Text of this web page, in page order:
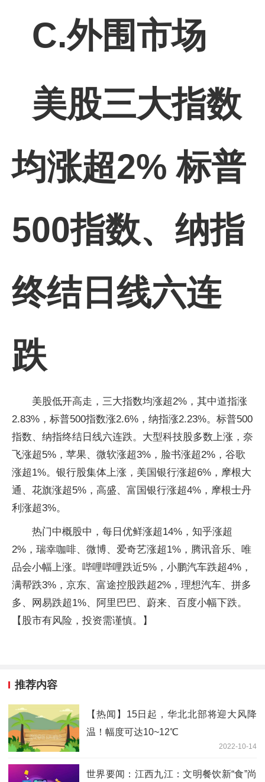
C.外围市场
美股三大指数
均涨超2% 标普
500指数、纳指
终结日线六连
跌
美股低开高走，三大指数均涨超2%，其中道指涨
2.83%，标普500指数涨2.6%，纳指涨2.23%。标普500
指数、纳指终结日线六连跌。大型科技股多数上涨，奈
飞涨超5%，苹果、微软涨超3%，脸书涨超2%，谷歌
涨超1%。银行股集体上涨，美国银行涨超6%，摩根大
通、花旗涨超5%，高盛、富国银行涨超4%，摩根士丹
利涨超3%。
热门中概股中，每日优鲜涨超14%，知乎涨超
2%，瑞幸咖啡、微博、爱奇艺涨超1%，腾讯音乐、唯
品会小幅上涨。哔哩哔哩跌近5%，小鹏汽车跌超4%，
满帮跌3%，京东、富途控股跌超2%，理想汽车、拼多
多、网易跌超1%、阿里巴巴、蔚来、百度小幅下跌。
【股市有风险，投资需谨慎。】
推荐内容
【热闻】15日起，华北北部将迎大风降
温！幅度可达10~12℃
2022-10-14
世界要闻：江西九江：文明餐饮新“食”尚